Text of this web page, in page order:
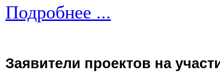
Подробнее ...
Заявители проектов на